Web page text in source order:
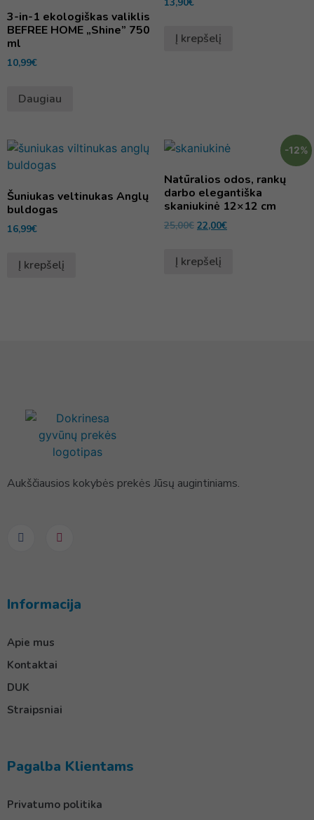
3-in-1 ekologiškas valiklis
BEFREE HOME „Shine” 750
ml
10,99€
Daugiau
13,90€
Į krepšelį
Šuniukas veltinukas Anglų
buldogas
16,99€
Į krepšelį
-12%
Natūralios odos, rankų
darbo elegantiška
skaniukinė 12×12 cm
25,00€ 22,00€
Į krepšelį
Aukščiausios kokybės prekės Jūsų augintiniams.
Informacija
Apie mus
Kontaktai
DUK
Straipsniai
Pagalba Klientams
Privatumo politika